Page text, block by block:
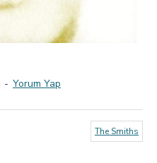
- Yorum Yap
The Smiths